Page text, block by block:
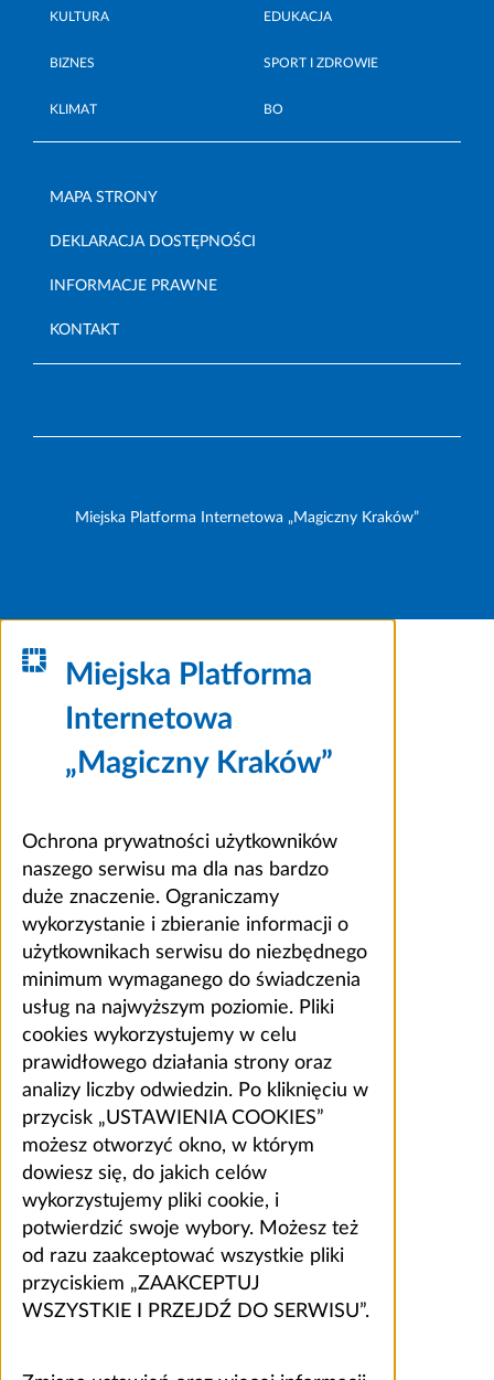
KULTURA EDUKACJA
BIZNES SPORT I ZDROWIE
KLIMAT BO
MAPA STRONY
DEKLARACJA DOSTĘPNOŚCI
INFORMACJE PRAWNE
KONTAKT
Miejska Platforma Internetowa „Magiczny Kraków”
Miejska Platforma
Internetowa
„Magiczny Kraków”
Ochrona prywatności użytkowników
naszego serwisu ma dla nas bardzo
duże znaczenie. Ograniczamy
wykorzystanie i zbieranie informacji o
użytkownikach serwisu do niezbędnego
minimum wymaganego do świadczenia
usług na najwyższym poziomie. Pliki
cookies wykorzystujemy w celu
prawidłowego działania strony oraz
analizy liczby odwiedzin. Po kliknięciu w
przycisk „USTAWIENIA COOKIES”
możesz otworzyć okno, w którym
dowiesz się, do jakich celów
wykorzystujemy pliki cookie, i
potwierdzić swoje wybory. Możesz też
od razu zaakceptować wszystkie pliki
przyciskiem „ZAAKCEPTUJ
WSZYSTKIE I PRZEJDŹ DO SERWISU”.